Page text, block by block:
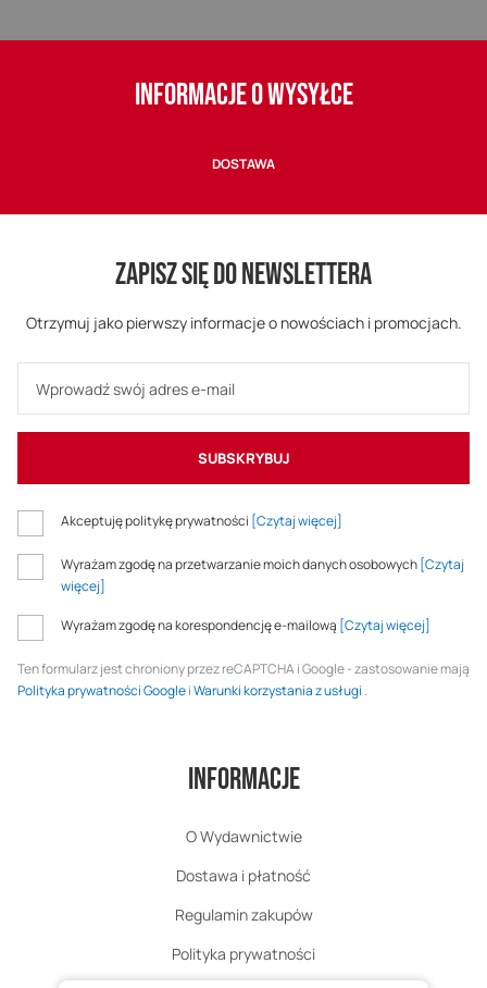
INFORMACJE O WYSYŁCE
DOSTAWA
ZAPISZ SIĘ DO NEWSLETTERA
Otrzymuj jako pierwszy informacje o nowościach i promocjach.
SUBSKRYBUJ
Akceptuję politykę prywatności [Czytaj więcej]
Wyrażam zgodę na przetwarzanie moich danych osobowych [Czytaj
więcej]
Wyrażam zgodę na korespondencję e-mailową [Czytaj więcej]
Ten formularz jest chroniony przez reCAPTCHA i Google - zastosowanie mają
Polityka prywatności GoogleiWarunki korzystania z usługi .
Informacje
O Wydawnictwie
Dostawa i płatność
Regulamin zakupów
Polityka prywatności